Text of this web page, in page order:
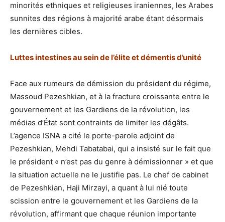
minorités ethniques et religieuses iraniennes, les Arabes
sunnites des régions à majorité arabe étant désormais
les dernières cibles.
Luttes intestines au sein de l’élite et démentis d’unité
Face aux rumeurs de démission du président du régime,
Massoud Pezeshkian, et à la fracture croissante entre le
gouvernement et les Gardiens de la révolution, les
médias d’État sont contraints de limiter les dégâts.
L’agence ISNA a cité le porte-parole adjoint de
Pezeshkian, Mehdi Tabatabai, qui a insisté sur le fait que
le président « n’est pas du genre à démissionner » et que
la situation actuelle ne le justifie pas. Le chef de cabinet
de Pezeshkian, Haji Mirzayi, a quant à lui nié toute
scission entre le gouvernement et les Gardiens de la
révolution, affirmant que chaque réunion importante